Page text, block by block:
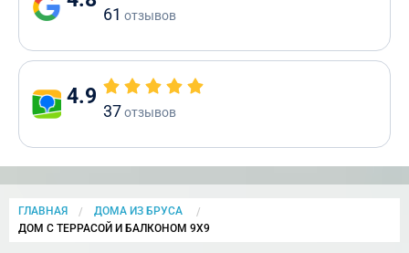
61 отзывов
4.9
37отзывов
ГЛАВНАЯ
ДОМА ИЗ БРУСА
CURRENT:
ДОМ C ТЕРРАСОЙ И БАЛКОНОМ 9Х9